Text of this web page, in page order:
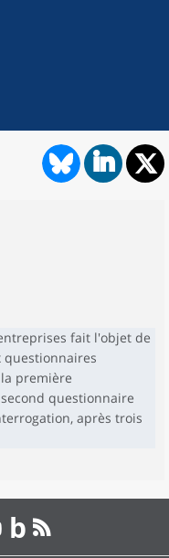
fait l'objet de
première
questionnaire
après trois